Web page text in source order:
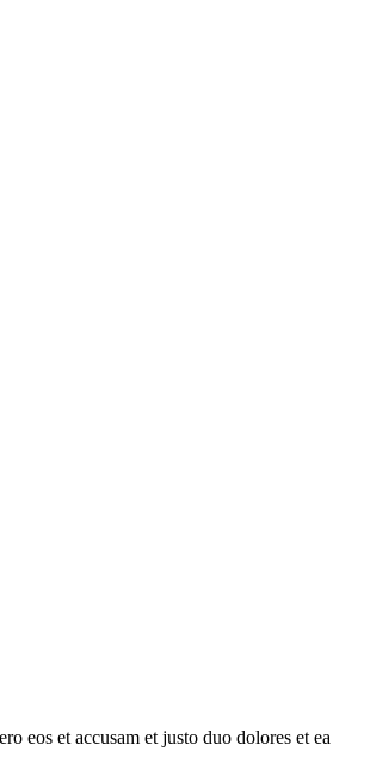
eos et accusam et justo duo dolores et ea